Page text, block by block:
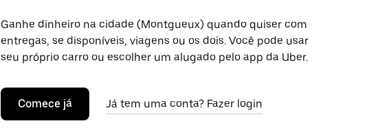
Ganhe dinheiro na cidade (Montgueux) quando quiser com
entregas, se disponíveis, viagens ou os dois. Você pode usar
seu próprio carro ou escolher um alugado pelo app da Uber.
Comece já Já tem uma conta? Fazer login